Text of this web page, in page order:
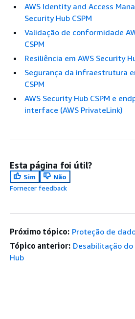
AWS Identity and Access
Security Hub CSPM
Validação de conformidade
CSPM
Resiliência em AWS Security
Segurança da infraestrutura
CSPM
AWS Security Hub CSPM e
interface (AWS PrivateLink)
Esta página foi útil?
Sim
Não
Fornecer feedback
Próximo tópico: Proteção de
Tópico anterior: Desabilitação do
Hub